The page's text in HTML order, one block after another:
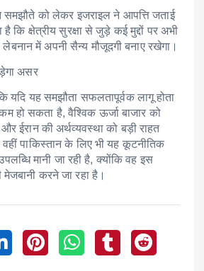
समझौते को लेकर इजराइल ने आपत्ति जताई
कि क्षेत्रीय सुरक्षा से जुड़े कई मुद्दों पर अभी
में अपनी सैन्य मौजूदगी बनाए रखेगा।
असर
यदि यह समझौता सफलतापूर्वक लागू होता
हो सकता है, वैश्विक ऊर्जा बाजार को
ईरान की अर्थव्यवस्था को बड़ी राहत
पाकिस्तान के लिए भी यह कूटनीतिक
मानी जा रही है, क्योंकि वह इस
करने जा रहा है।